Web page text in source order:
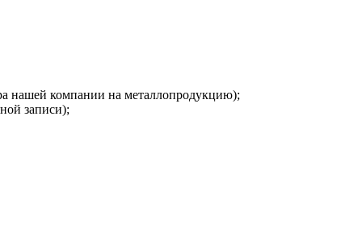
нашей компании на металлопродукцию);
записи);